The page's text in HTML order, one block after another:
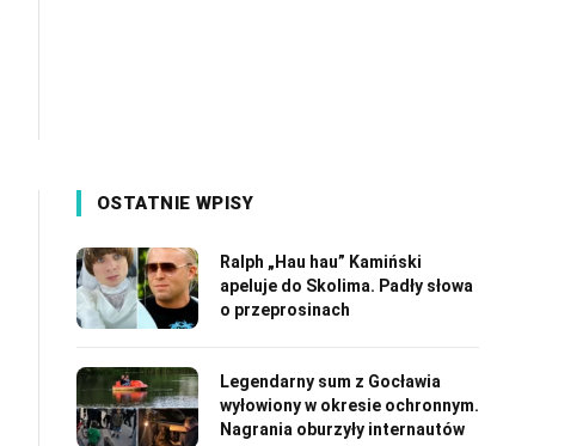
OSTATNIE WPISY
Ralph „Hau hau” Kamiński
apeluje do Skolima. Padły słowa
o przeprosinach
Legendarny sum z Gocławia
wyłowiony w okresie ochronnym.
Nagrania oburzyły internautów